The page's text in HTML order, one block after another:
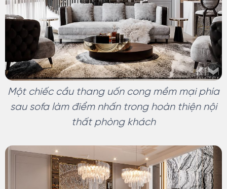
Một chiếc cầu thang uốn cong mềm mại phía
sau sofa làm điểm nhấn trong hoàn thiện nội
thất phòng khách